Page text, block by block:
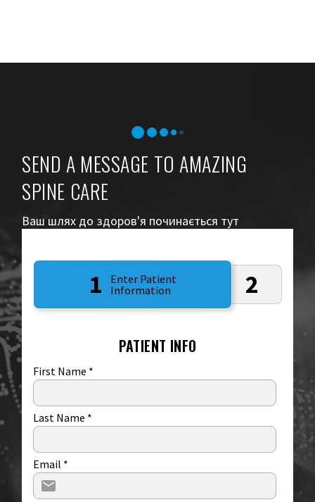
SEND A MESSAGE TO AMAZING
SPINE CARE
Ваш шлях до здоров'я починається тут
1
Enter Patient
Information
2
PATIENT INFO
First Name *
Last Name *
Email *